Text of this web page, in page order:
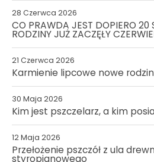
28 Czerwca 2026
CO PRAWDA JEST DOPIERO 20
RODZINY JUŻ ZACZĘŁY
21 Czerwca 2026
Karmienie lipcowe nowe
30 Maja 2026
Kim jest pszczelarz, a kim
12 Maja 2026
Przełożenie pszczół z ula
styropianowego